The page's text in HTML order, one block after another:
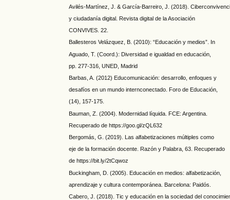
Avilés-Martínez, J. & García-Barreiro, J. (2018).
y ciudadanía digital. Revista digital de la Asociación
CONVIVES. 22.
Ballesteros Velázquez, B. (2010): “Educación y medios”. In
Aguado, T. (Coord.): Diversidad e igualdad en educación,
pp. 277-316, UNED, Madrid
Barbas, A. (2012) Educomunicación: desarrollo, enfoques y
desafíos en un mundo internconectado. Foro de Educación,
(14), 157-175.
Bauman, Z. (2004). Modernidad líquida. FCE: Argentina.
Recuperado de https://goo.gl/zQL632
Bergomás, G. (2019). Las alfabetizaciones múltiples como
eje de la formación docente. Razón y Palabra, 63. Recuperado
de https://bit.ly/2tCqwoz
Buckingham, D. (2005). Educación en medios: alfabetización,
aprendizaje y cultura contemporánea. Barcelona: Paidós.
Cabero, J. (2018). Tic y educación en la sociedad del